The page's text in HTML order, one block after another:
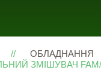
ОБЛАДНАННЯ
ЗМІШУВАЧ FAM/